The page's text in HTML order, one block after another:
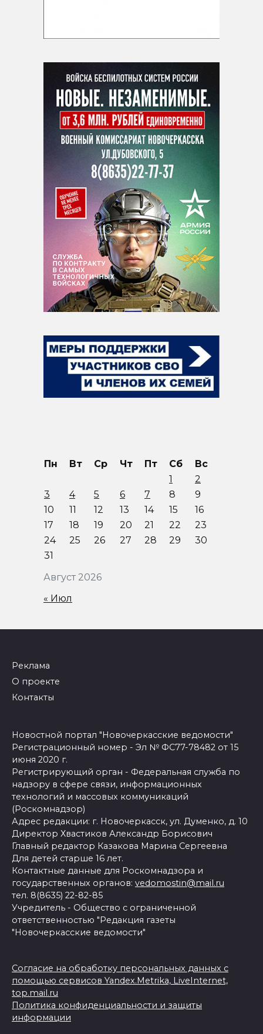
Август 2026
Пн Вт Ср Чт Пт Сб
Вс
1
2
3
4 5 6 7 8
9
10
11 12 13 14 15
16
17
18 19 20 21 22
23
24
25 26 27 28 29
30
31
« Июл
Реклама
О проекте
Контакты
Новостной портал "Новочеркасские ведомости"
Регистрационный номер - Эл № ФС77-78482 от 15
июня 2020 г.
Регистрирующий орган - Федеральная служба по
надзору в сфере связи, информационных
технологий и массовых коммуникаций
(Роскомнадзор)
Адрес редакции: г. Новочеркасск, ул. Думенко, д. 10
Директор Хвастиков Александр Борисович
Главный редактор Казакова Марина Сергеевна
Для детей старше 16 лет.
Контактные данные для Роскомнадзора и
государственных органов: vedomostin@mail.ru
тел. 8(8635) 22-82-85
Учредитель - Общество с ограниченной
ответственностью "Редакция газеты
"Новочеркасские ведомости"
Согласие на обработку персональных данных с
помощью сервисов Yandex.Metrika, LiveInternet,
top.mail.ru
Политика конфиденциальности и защиты
информации